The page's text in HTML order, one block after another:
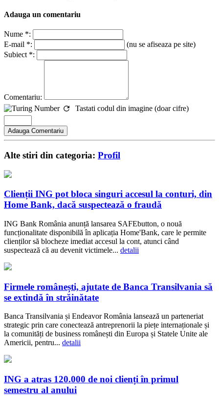
Adauga un comentariu
Nume *:
E-mail *:
(nu se afiseaza pe site)
Subiect *:
Comentariu:
Tastati codul din imagine (doar cifre)
Alte stiri din categoria: Profil
Clienții ING pot bloca singuri accesul la conturi, din
Home Bank, dacă suspectează o fraudă
ING Bank România anunță lansarea SAFEbutton, o nouă
funcționalitate disponibilă în aplicația Home'Bank, care le permite
clienților să blocheze imediat accesul la cont, atunci când
suspectează că au devenit victimele... detalii
Firmele românești, ajutate de Banca Transilvania să
se extindă în străinătate
Banca Transilvania și Endeavor România lansează un parteneriat
strategic prin care conectează antreprenorii la piețe internaționale și
la comunități de business românești din Europa și Statele Unite ale
Americii, pentru... detalii
ING a atras 120.000 de noi clienți în primul
semestru al anului